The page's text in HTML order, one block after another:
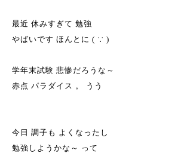
最近 休みすぎて 勉強
やばいです ほんとに ( ∵ )
学年末試験 悲惨だろうな～
赤点 パラダイス 。 うう
今日 調子も よくなったし
勉強しようかな～ って